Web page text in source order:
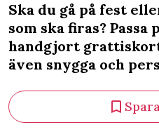
Ska du gå på fest
som ska firas?
handgjort
även snygga och